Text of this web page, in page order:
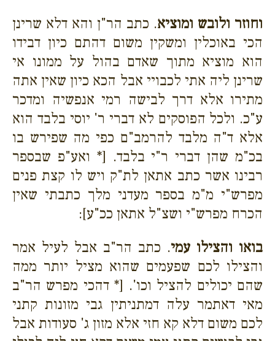
וחוזר ולובש ומוציא. כתב הר"ן והא דלא שרינן
הכי באוכלין ומשקין משום דהתם כיון דבידו
הוא מוציא מתוך שאדם בהול על ממונו אי
שרינן ליה אתי לכבויי אבל הכא כיון שאין אתה
מתירו אלא דרך לבישה רמי אנפשיה ומדכר
ע"כ. ולכל הפוסקים לא דברי ר' יוסי בלבד הוא
אלא ד"ה מלבד להרמב"ם כפי מה שפירש בו
בכ"מ שהן דברי ר"י בלבד. [* ואע"פ שבספר
רבינו אשר כתב אתאן לת"ק ויש לו קצת פנים
מפרש"י מ"מ בספר מעדני מלך כתבתי שאין
הכרח מפרש"י ושצ"ל אתאן ככ"ע]:
בואו והצילו עמי. כתב הר"ב אבל לעיל אמר
והצילו לכם שפעמים שהוא מציל יותר ממה
שהם יכולים להציל וכו'. [* דהכי מפרש הר"ב
מאי דאתמר עלה דמתניתין גבי מזונות קתני
לכם משום דלא קא חזי אלא מזון ג' סעודות אבל